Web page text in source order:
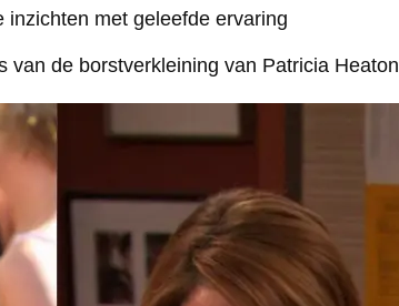
met geleefde ervaring
van de borstverkleining van Patricia Heaton